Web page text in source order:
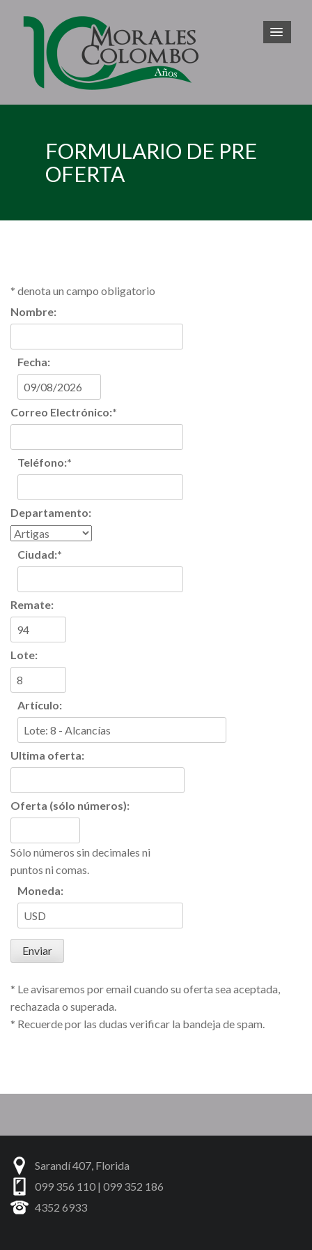
FORMULARIO DE PRE
OFERTA
* denota un campo obligatorio
Nombre:
Fecha:
Correo Electrónico:*
Teléfono:*
Departamento:
Ciudad:*
Remate:
Lote:
Artículo:
Ultima oferta:
Oferta (sólo números):
Sólo números sin decimales ni
puntos ni comas.
Moneda:
* Le avisaremos por email cuando su oferta sea aceptada,
rechazada o superada.
* Recuerde por las dudas verificar la bandeja de spam.
Sarandí 407, Florida
099 356 110 | 099 352 186
4352 6933